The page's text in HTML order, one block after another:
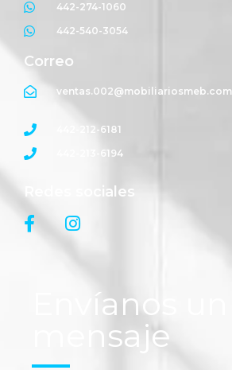
442-274-1060
442-540-3054
Correo
ventas.002@mobiliariosmeb.com
442-212-6181
442-213-6194
Redes sociales
Envíanos un
mensaje